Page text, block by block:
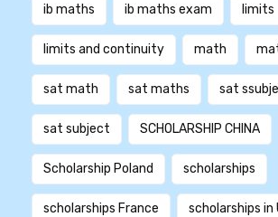
ib maths ib maths exam limits
limits and continuity math
sat math sat maths sat
sat subject SCHOLARSHIP CHINA
Scholarship Poland scholarships
scholarships France scholarships in